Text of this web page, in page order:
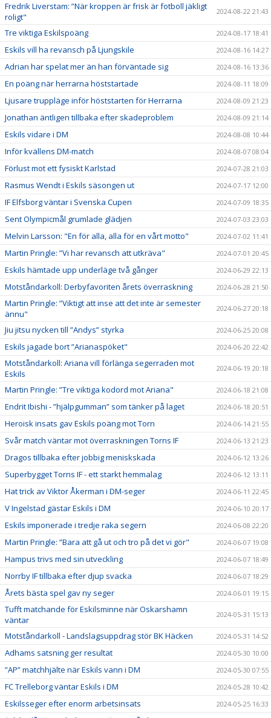
Fredrik Liverstam: ”När kroppen är frisk är fotboll jäkligt
roligt"
2024-08-22 21:43
Tre viktiga Eskilspoäng 2024-08-17 18:41
Eskils vill ha revansch på Ljungskile 2024-08-16 14:27
Adrian har spelat mer än han förväntade sig 2024-08-16 13:36
En poäng när herrarna höststartade 2024-08-11 18:09
Ljusare truppläge inför höststarten för Herrarna 2024-08-09 21:23
Jonathan äntligen tillbaka efter skadeproblem 2024-08-09 21:14
Eskils vidare i DM 2024-08-08 10:44
Inför kvällens DM-match 2024-08-07 08:04
Förlust mot ett fysiskt Karlstad 2024-07-28 21:03
Rasmus Wendt i Eskils säsongen ut 2024-07-17 12:00
IF Elfsborg väntar i Svenska Cupen 2024-07-09 18:35
Sent Olympicmål grumlade glädjen 2024-07-03 23:03
Melvin Larsson: "En för alla, alla för en vårt motto" 2024-07-02 11:41
Martin Pringle: ”Vi har revansch att utkräva" 2024-07-01 20:45
Eskils hämtade upp underläge två gånger 2024-06-29 22:13
Motståndarkoll: Derbyfavoriten årets överraskning 2024-06-28 21:50
Martin Pringle: ”Viktigt att inse att det inte är semester
ännu"
2024-06-27 20:18
Jiu jitsu nycken till ”Andys” styrka 2024-06-25 20:08
Eskils jagade bort ”Arianaspöket" 2024-06-20 22:42
Motståndarkoll: Ariana vill förlänga segerraden mot
Eskils
2024-06-19 20:18
Martin Pringle: ”Tre viktiga kodord mot Ariana" 2024-06-18 21:08
Endrit Ibishi - ”hjälpgumman” som tänker på laget 2024-06-18 20:51
Heroisk insats gav Eskils poäng mot Torn 2024-06-14 21:55
Svår match väntar mot överraskningen Torns IF 2024-06-13 21:23
Dragos tillbaka efter jobbig meniskskada 2024-06-12 13:26
Superbygget Torns IF - ett starkt hemmalag 2024-06-12 13:11
Hat trick av Viktor Åkerman i DM-seger 2024-06-11 22:45
V Ingelstad gästar Eskils i DM 2024-06-10 20:17
Eskils imponerade i tredje raka segern 2024-06-08 22:20
Martin Pringle: ”Bara att gå ut och tro på det vi gör" 2024-06-07 19:08
Hampus trivs med sin utveckling 2024-06-07 18:49
Norrby IF tillbaka efter djup svacka 2024-06-07 18:29
Årets bästa spel gav ny seger 2024-06-01 19:15
Tufft matchande för Eskilsminne när Oskarshamn
väntar
2024-05-31 15:13
Motståndarkoll - Landslagsuppdrag stör BK Häcken 2024-05-31 14:52
Adhams satsning ger resultat 2024-05-30 10:00
”AP” matchhjälte när Eskils vann i DM 2024-05-30 07:55
FC Trelleborg väntar Eskils i DM 2024-05-28 10:42
Eskilsseger efter enorm arbetsinsats 2024-05-25 16:33